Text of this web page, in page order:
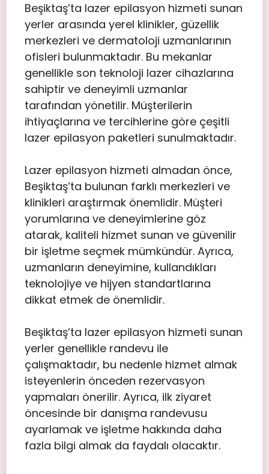
Beşiktaş’ta lazer epilasyon hizmeti sunan
yerler arasında yerel klinikler, güzellik
merkezleri ve dermatoloji uzmanlarının
ofisleri bulunmaktadır. Bu mekanlar
genellikle son teknoloji lazer cihazlarına
sahiptir ve deneyimli uzmanlar
tarafından yönetilir. Müşterilerin
ihtiyaçlarına ve tercihlerine göre çeşitli
lazer epilasyon paketleri sunulmaktadır.
Lazer epilasyon hizmeti almadan önce,
Beşiktaş’ta bulunan farklı merkezleri ve
klinikleri araştırmak önemlidir. Müşteri
yorumlarına ve deneyimlerine göz
atarak, kaliteli hizmet sunan ve güvenilir
bir işletme seçmek mümkündür. Ayrıca,
uzmanların deneyimine, kullandıkları
teknolojiye ve hijyen standartlarına
dikkat etmek de önemlidir.
Beşiktaş’ta lazer epilasyon hizmeti sunan
yerler genellikle randevu ile
çalışmaktadır, bu nedenle hizmet almak
isteyenlerin önceden rezervasyon
yapmaları önerilir. Ayrıca, ilk ziyaret
öncesinde bir danışma randevusu
ayarlamak ve işletme hakkında daha
fazla bilgi almak da faydalı olacaktır.